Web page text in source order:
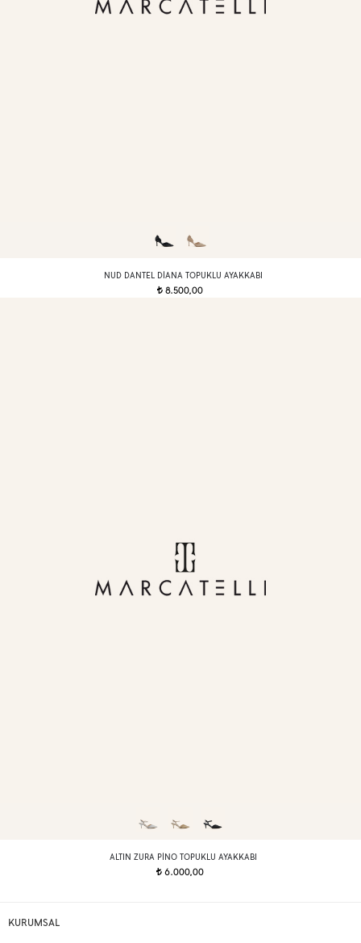
NUD DANTEL DIANA TOPUKLU AYAKKABI
t8.500,00
ALTIN ZURA PINO TOPUKLU AYAKKABI
t6.000,00
KURUMSAL